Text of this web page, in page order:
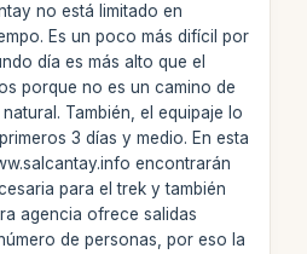
no está limitado en
Es un poco más difícil por
día es más alto que el
porque no es un camino de
También, el equipaje lo
3 días y medio. En esta
encontrarán
para el trek y también
agencia ofrece salidas
de personas, por eso la